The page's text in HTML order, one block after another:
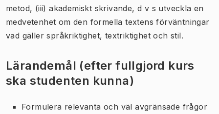
metod, (iii) akademiskt skrivande, d v s utveckla en
medvetenhet om den formella textens förväntningar
vad gäller språkriktighet, textriktighet och stil.
Lärandemål (efter fullgjord kurs
ska studenten kunna)
Formulera relevanta och väl avgränsade frågor